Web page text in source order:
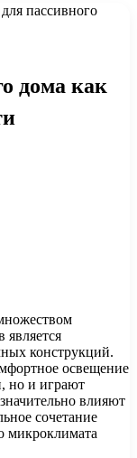
пассивного
дома как
является
конструкций.
освещение
но и играют
влияют
сочетание
микроклимата